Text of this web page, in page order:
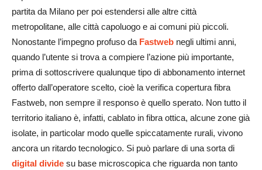
partita da Milano per poi estendersi alle altre città
metropolitane, alle città capoluogo e ai comuni più piccoli.
Nonostante l’impegno profuso da Fastweb negli ultimi anni,
quando l’utente si trova a compiere l’azione più importante,
prima di sottoscrivere qualunque tipo di abbonamento internet
offerto dall’operatore scelto, cioè la verifica copertura fibra
Fastweb, non sempre il responso è quello sperato. Non tutto il
territorio italiano è, infatti, cablato in fibra ottica, alcune zone già
isolate, in particolar modo quelle spiccatamente rurali, vivono
ancora un ritardo tecnologico. Si può parlare di una sorta di
digital divide su base microscopica che riguarda non tanto